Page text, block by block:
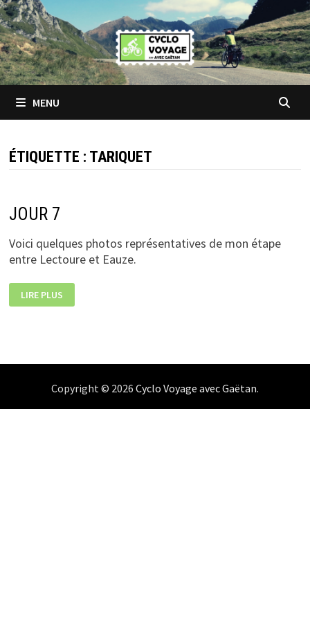
Passer
au
contenu
MENU
ÉTIQUETTE : TARIQUET
JOUR 7
Voici quelques photos représentatives de mon étape
entre Lectoure et Eauze.
JOUR
7
LIRE PLUS
Copyright © 2026 Cyclo Voyage avec Gaëtan.